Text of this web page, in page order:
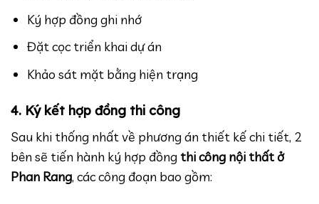
Ký hợp đồng ghi nhớ
Đặt cọc triển khai dự án
Khảo sát mặt bằng hiện trạng
4. Ký kết hợp đồng thi công
Sau khi thống nhất về phương án thiết kế chi tiết, 2
bên sẽ tiến hành ký hợp đồng thi công nội thất ở
Phan Rang, các công đoạn bao gồm: